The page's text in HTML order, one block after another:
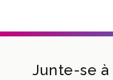
Junte-se